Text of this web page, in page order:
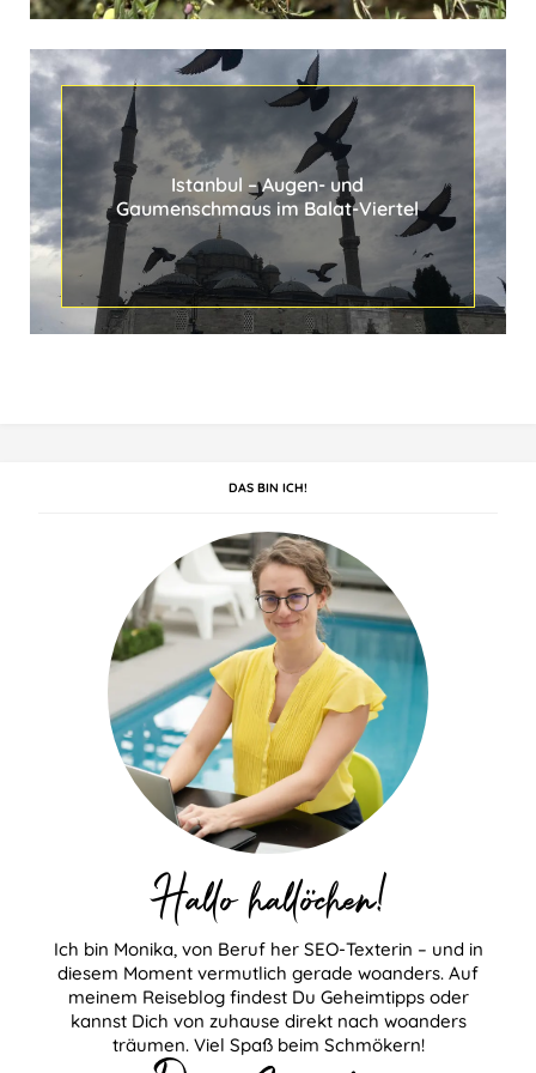
s
t
u
Istanbul ‒ Augen- und
Gaumenschmaus im Balat-Viertel
DAS BIN ICH!
Hallo hallöchen!
Ich bin Monika, von Beruf her SEO-Texterin – und in
diesem Moment vermutlich gerade woanders. Auf
meinem Reiseblog findest Du Geheimtipps oder
kannst Dich von zuhause direkt nach woanders
träumen. Viel Spaß beim Schmökern!